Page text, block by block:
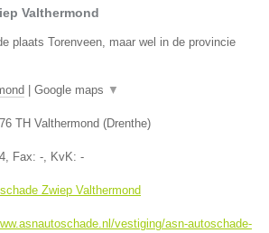
Valthermond
plaats Torenveen, maar wel in de provincie
Google maps ▼
TH Valthermond (Drenthe)
, Fax: -, KvK: -
Zwiep Valthermond
vestiging/asn-autoschade-